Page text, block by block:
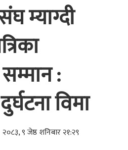
म्याग्दी
:
विमा
२०८३, ९ जेष्ठ शनिबार २१:२९